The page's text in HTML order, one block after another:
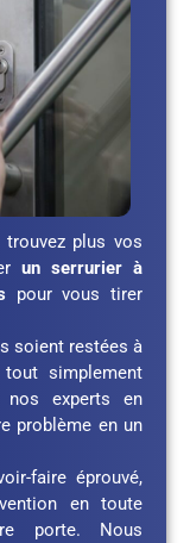
plus vos
un serrurier à
pour vous tirer
soient restées à
simplement
experts en
problème en un
faire éprouvé,
en toute
porte. Nous